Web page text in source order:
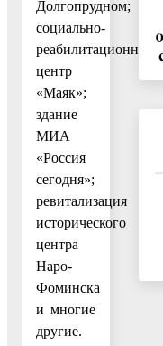
Долгопрудном;
социально-
реабилитационный
центр
«Маяк»;
здание
МИА
«Россия
сегодня»;
ревитализация
исторического
центра
Наро-
Фоминска
и многие
другие.